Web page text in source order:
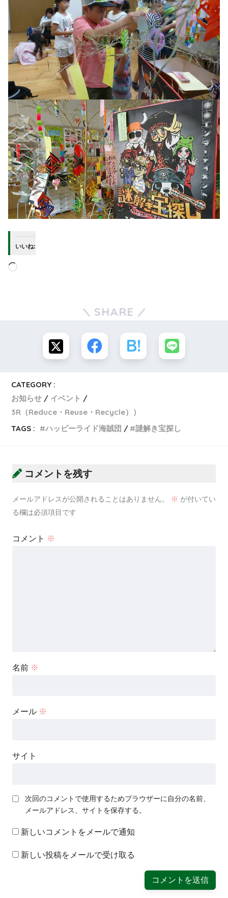
いいね:
SHARE
CATEGORY :
お知らせ
イベント
3R（Reduce・Reuse・Recycle））
TAGS :
ハッピーライド海賊団 謎解き宝探し
コメントを残す
メールアドレスが公開されることはありません。 ※ が付いてい
る欄は必須項目です
コメント ※
名前 ※
メール ※
サイト
次回のコメントで使用するためブラウザーに自分の名前、
メールアドレス、サイトを保存する。
新しいコメントをメールで通知
新しい投稿をメールで受け取る